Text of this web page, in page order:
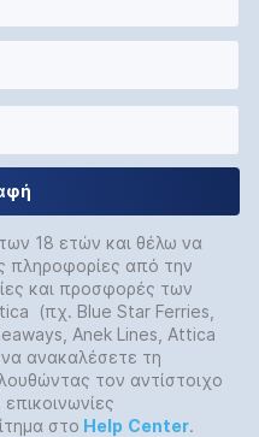
18 ετών και θέλω να
πληροφορίες από την
και προσφορές των
(πχ. Blue Star Ferries,
Anek Lines, Attica
ανακαλέσετε τη
τον αντίστοιχο
στο Help Center.